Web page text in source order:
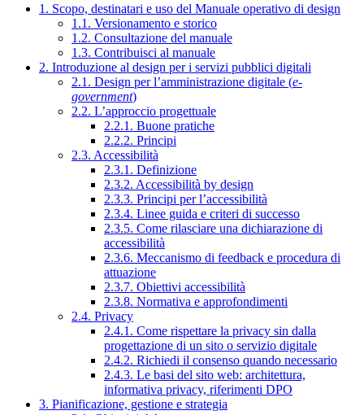
1. Scopo, destinatari e uso del Manuale operativo di design
1.1. Versionamento e storico
1.2. Consultazione del manuale
1.3. Contribuisci al manuale
2. Introduzione al design per i servizi pubblici digitali
2.1. Design per l’amministrazione digitale (e-
government)
2.2. L’approccio progettuale
2.2.1. Buone pratiche
2.2.2. Principi
2.3. Accessibilità
2.3.1. Definizione
2.3.2. Accessibilità by design
2.3.3. Principi per l’accessibilità
2.3.4. Linee guida e criteri di successo
2.3.5. Come rilasciare una dichiarazione di
accessibilità
2.3.6. Meccanismo di feedback e procedura di
attuazione
2.3.7. Obiettivi accessibilità
2.3.8. Normativa e approfondimenti
2.4. Privacy
2.4.1. Come rispettare la privacy sin dalla
progettazione di un sito o servizio digitale
2.4.2. Richiedi il consenso quando necessario
2.4.3. Le basi del sito web: architettura,
informativa privacy, riferimenti DPO
3. Pianificazione, gestione e strategia